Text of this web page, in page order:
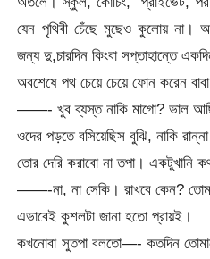
যেন পৃথিবী চেঁছে মুছেও কুলোয় না।
জন্য দু,চারদিন কিংবা সপ্তাহান্তে
অবশেষে পথ চেয়ে চেয়ে ফোন করেন
——- খুব ব্যস্ত নাকি মাগো? ভাল
ওদের পড়তে বসিয়েছিস বুঝি, নাকি
তোর দেরি করাবো না তপা। একটুখানি
——-না, না সেকি। রাখবে কেন?
এভাবেই কুশলটা জানা হতো প্রায়ই।
কখনোবা সুতপা বলতো—- কতদিন